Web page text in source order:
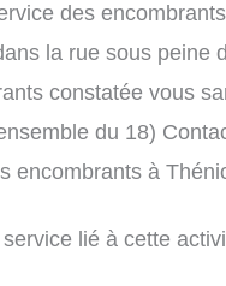
des
la rue sous peine
constatée vous
du 18)
encombrants à
lié à cette